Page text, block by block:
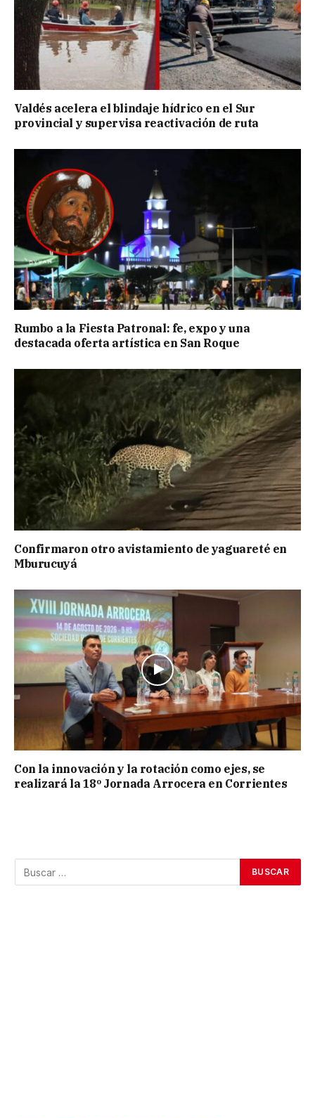
Valdés acelera el blindaje hídrico en el Sur
provincial y supervisa reactivación de ruta
Rumbo a la Fiesta Patronal: fe, expo y una
destacada oferta artística en San Roque
Confirmaron otro avistamiento de yaguareté en
Mburucuyá
Con la innovación y la rotación como ejes, se
realizará la 18º Jornada Arrocera en Corrientes